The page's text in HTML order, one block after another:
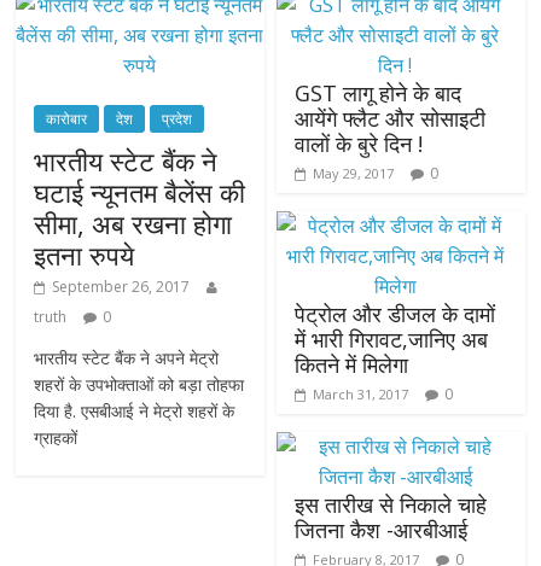
कारोबार देश प्रदेश
भारतीय स्टेट बैंक ने
घटाई न्यूनतम बैलेंस की
सीमा, अब रखना होगा
इतना रुपये
September 26, 2017
truth
0
भारतीय स्टेट बैंक ने अपने मेट्रो
शहरों के उपभोक्ताओं को बड़ा तोहफा
दिया है. एसबीआई ने मेट्रो शहरों के
ग्राहकों
GST लागू होने के बाद
आयेंगे फ्लैट और सोसाइटी
वालों के बुरे दिन !
May 29, 2017 0
पेट्रोल और डीजल के दामों
में भारी गिरावट,जानिए अब
कितने में मिलेगा
March 31, 2017 0
इस तारीख से निकाले चाहे
जितना कैश -आरबीआई
February 8, 2017 0